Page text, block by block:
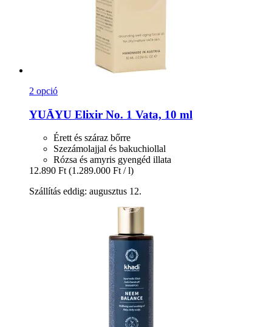
2 opció
YUĀYU Elixir No. 1 Vata, 10 ml
Érett és száraz bőrre
Szezámolajjal és bakuchiollal
Rózsa és amyris gyengéd illata
12.890 Ft (1.289.000 Ft / l)
Szállítás eddig: augusztus 12.